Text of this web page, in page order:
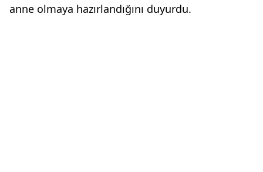
anne olmaya hazırlandığını duyurdu.